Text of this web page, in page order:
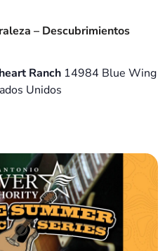
– Descubrimientos
Ranch 14984 Blue Wing
Unidos